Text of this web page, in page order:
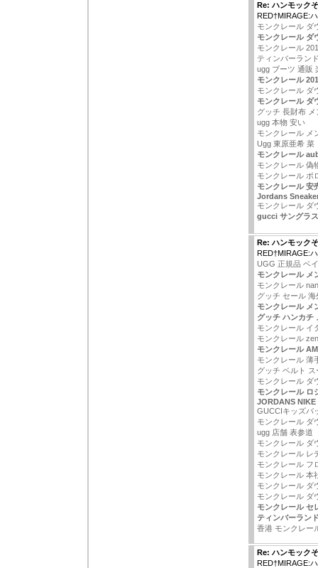
Re: ハンモック
RED†MIRAGE:
モンクレール ダ
モンクレール ダ
モンクレール
ティンバーラン
ugg ブーツ 通販
モンクレール
モンクレール ダ
モンクレール ダ
グッチ 長財布
ugg 本物 安い
モンクレール メ
Ugg 東原亜希 菜
モンクレール
モンクレール 偽
モンクレール ポ
モンクレール 安
Jordans
モンクレール ダ
gucci サングラ
Re: ハンモック
RED†MIRAGE:
UGG 正規品 ベ
モンクレール メ
モンクレール
グッチ セール 海
モンクレール メ
グッチ ハンカチ
モンクレール イ
モンクレール zen
モンクレール
モンクレール 薄
グッチ ベルト
モンクレール ダ
モンクレール ロ
JORDANS NIKE
GUCCIキッズバ
モンクレール ダ
ugg 店舗 表参道
モンクレール ダ
モンクレール レ
モンクレール フ
モンクレール 本
モンクレール ダ
モンクレール ダ
モンクレール セ
ティンバーラン
香港 モンクレー
Re: ハンモック
RED†MIRAGE: